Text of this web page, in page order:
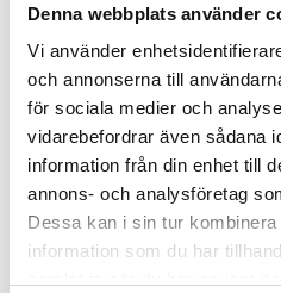
Denna webbplats använder
Vi använder
och annonserna till
för sociala medier och
vidarebefordrar även sådana
information från din enhet till
annons- och analysföretag
Dessa kan i sin tur
information som du har